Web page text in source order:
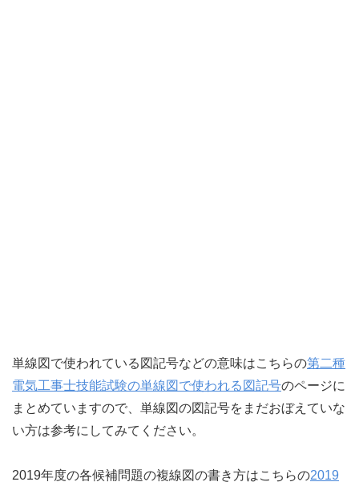
単線図で使われている図記号などの意味はこちらの第二種
電気工事士技能試験の単線図で使われる図記号のページに
まとめていますので、単線図の図記号をまだおぼえていな
い方は参考にしてみてください。
2019年度の各候補問題の複線図の書き方はこちらの2019